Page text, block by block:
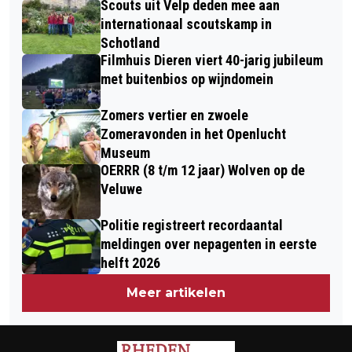
DANSVLOER
ELLECOM: 25 JAAR ZANG EN
GEZELLIGHEID
Scouts uit Velp deden mee aan
internationaal scoutskamp in
Schotland
Filmhuis Dieren viert 40-jarig jubileum
met buitenbios op wijndomein
Zomers vertier en zwoele
Zomeravonden in het Openlucht
Museum
OERRR (8 t/m 12 jaar) Wolven op de
Veluwe
Politie registreert recordaantal
meldingen over nepagenten in eerste
helft 2026
Meer artikelen